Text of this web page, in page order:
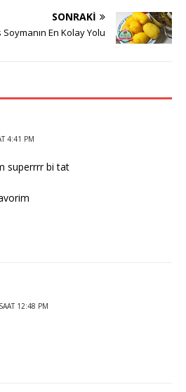
SONRAKI
En Kolay Yolu
4:41 PM
superrrr bi tat
12:48 PM